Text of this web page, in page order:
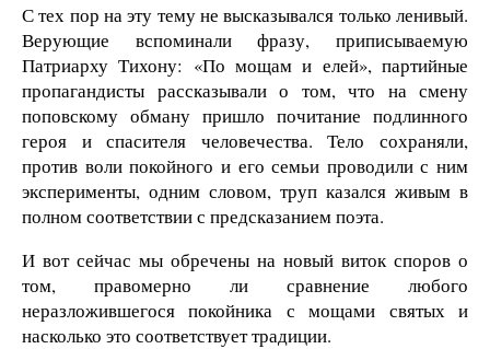
С тех пор на эту тему не высказывался только ленивый.
Верующие вспоминали фразу, приписываемую
Патриарху Тихону: «По мощам и елей», партийные
пропагандисты рассказывали о том, что на смену
поповскому обману пришло почитание подлинного
героя и спасителя человечества. Тело сохраняли,
против воли покойного и его семьи проводили с ним
эксперименты, одним словом, труп казался живым в
полном соответствии с предсказанием поэта.
И вот сейчас мы обречены на новый виток споров о
том, правомерно ли сравнение любого
неразложившегося покойника с мощами святых и
насколько это соответствует традиции.